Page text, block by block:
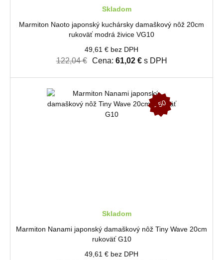
Skladom
Marmiton Naoto japonský kuchársky damaškový nôž 20cm
rukoväť modrá živice VG10
49,61 € bez DPH
122,04 € Cena: 61,02 €s DPH
-
5
0
Skladom
Marmiton Nanami japonský damaškový nôž Tiny Wave 20cm
rukoväť G10
49,61 € bez DPH